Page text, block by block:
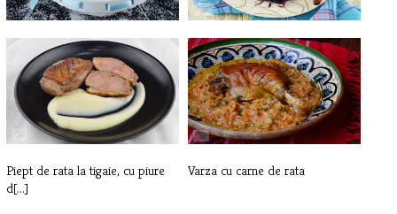
Tort cu cocos si ananas Pulpe de rata cu varza rosie
Piept de rata la tigaie, cu piure
d[...]
Varza cu carne de rata